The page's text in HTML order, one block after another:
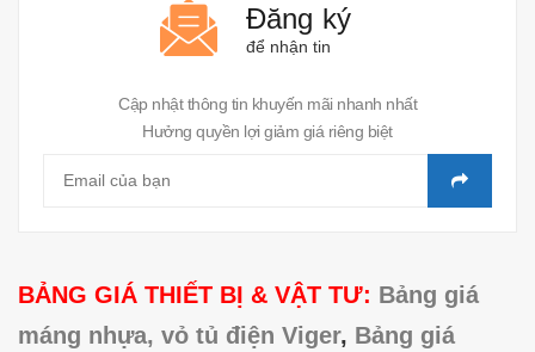
Đăng ký
để nhận tin
Cập nhật thông tin khuyến mãi nhanh nhất
Hưởng quyền lợi giảm giá riêng biệt
BẢNG GIÁ THIẾT BỊ & VẬT TƯ: Bảng giá
máng nhựa, vỏ tủ điện Viger, Bảng giá